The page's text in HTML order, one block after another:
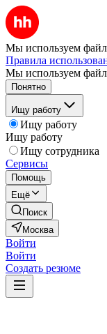
Мы используем
Правила
Мы используем
Понятно
Ищу работу
Ищу работу
Ищу работу
Ищу сотрудника
Сервисы
Помощь
Ещё
Поиск
Москва
Войти
Войти
Создать резюме